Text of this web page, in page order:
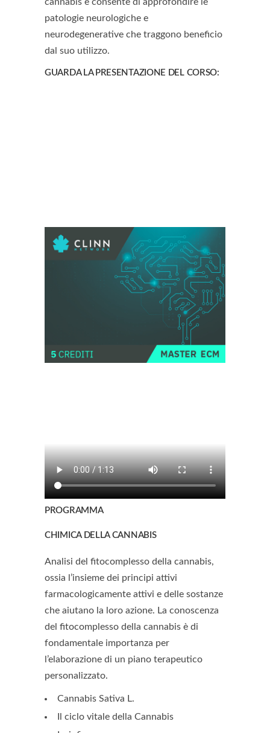
patologie neurologiche e
neurodegenerative che traggono beneficio
dal suo utilizzo.
GUARDA LA PRESENTAZIONE DEL CORSO:
PROGRAMMA
CHIMICA DELLA CANNABIS
Analisi del fitocomplesso della cannabis,
ossia l’insieme dei principi attivi
farmacologicamente attivi e delle sostanze
che aiutano la loro azione. La conoscenza
del fitocomplesso della cannabis è di
fondamentale importanza per
l’elaborazione di un piano terapeutico
personalizzato.
Cannabis Sativa L.
Il ciclo vitale della Cannabis